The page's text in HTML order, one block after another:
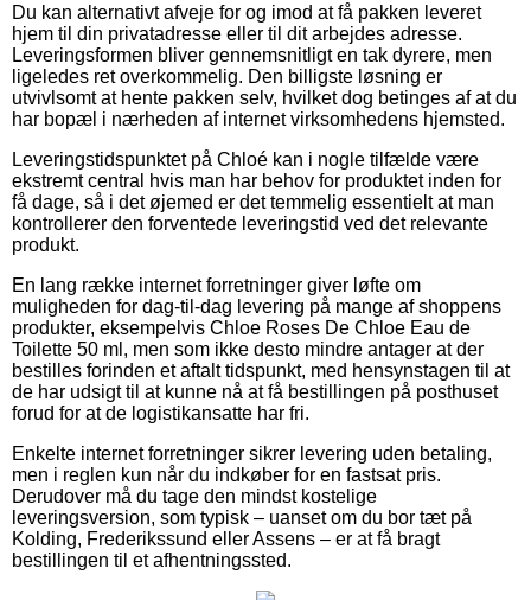
Du kan alternativt afveje for og imod at få pakken leveret
hjem til din privatadresse eller til dit arbejdes adresse.
Leveringsformen bliver gennemsnitligt en tak dyrere, men
ligeledes ret overkommelig. Den billigste løsning er
utvivlsomt at hente pakken selv, hvilket dog betinges af at du
har bopæl i nærheden af internet virksomhedens hjemsted.
Leveringstidspunktet på Chloé kan i nogle tilfælde være
ekstremt central hvis man har behov for produktet inden for
få dage, så i det øjemed er det temmelig essentielt at man
kontrollerer den forventede leveringstid ved det relevante
produkt.
En lang række internet forretninger giver løfte om
muligheden for dag-til-dag levering på mange af shoppens
produkter, eksempelvis Chloe Roses De Chloe Eau de
Toilette 50 ml, men som ikke desto mindre antager at der
bestilles forinden et aftalt tidspunkt, med hensynstagen til at
de har udsigt til at kunne nå at få bestillingen på posthuset
forud for at de logistikansatte har fri.
Enkelte internet forretninger sikrer levering uden betaling,
men i reglen kun når du indkøber for en fastsat pris.
Derudover må du tage den mindst kostelige
leveringsversion, som typisk – uanset om du bor tæt på
Kolding, Frederikssund eller Assens – er at få bragt
bestillingen til et afhentningssted.